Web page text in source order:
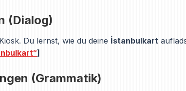
(Dialog)
Du lernst, wie du deine İstanbulkart
]
(Grammatik)